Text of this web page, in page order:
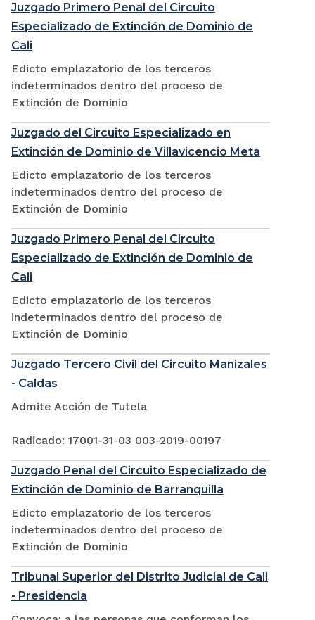
Juzgado Primero Penal del Circuito
Especializado de Extinción de Dominio de
Cali
Edicto emplazatorio de los terceros
indeterminados dentro del proceso de
Extinción de Dominio
Juzgado del Circuito Especializado en
Extinción de Dominio de Villavicencio Meta
Edicto emplazatorio de los terceros
indeterminados dentro del proceso de
Extinción de Dominio
Juzgado Primero Penal del Circuito
Especializado de Extinción de Dominio de
Cali
Edicto emplazatorio de los terceros
indeterminados dentro del proceso de
Extinción de Dominio
Juzgado Tercero Civil del Circuito Manizales
- Caldas
Admite Acción de Tutela
Radicado: 17001-31-03 003-2019-00197
Juzgado Penal del Circuito Especializado de
Extinción de Dominio de Barranquilla
Edicto emplazatorio de los terceros
indeterminados dentro del proceso de
Extinción de Dominio
Tribunal Superior del Distrito Judicial de Cali
- Presidencia